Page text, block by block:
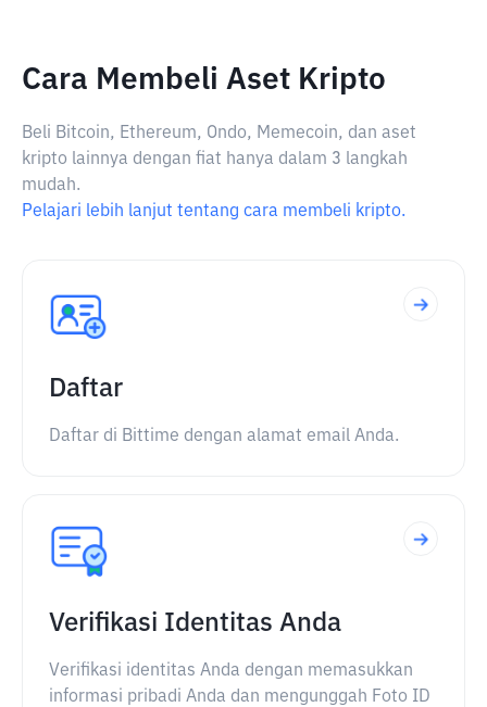
Cara Membeli Aset Kripto
Beli Bitcoin, Ethereum, Ondo, Memecoin, dan aset
kripto lainnya dengan fiat hanya dalam 3 langkah
mudah.
Pelajari lebih lanjut tentang cara membeli kripto.
Daftar
Daftar di Bittime dengan alamat email Anda.
Verifikasi Identitas Anda
Verifikasi identitas Anda dengan memasukkan
informasi pribadi Anda dan mengunggah Foto ID